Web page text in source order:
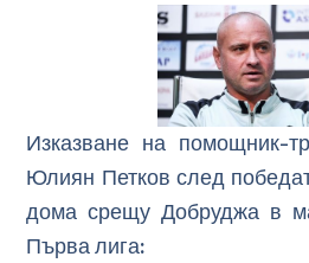
Изказване на помощник-
Юлиян Петков след
дома срещу Добруджа в
Първа лига: